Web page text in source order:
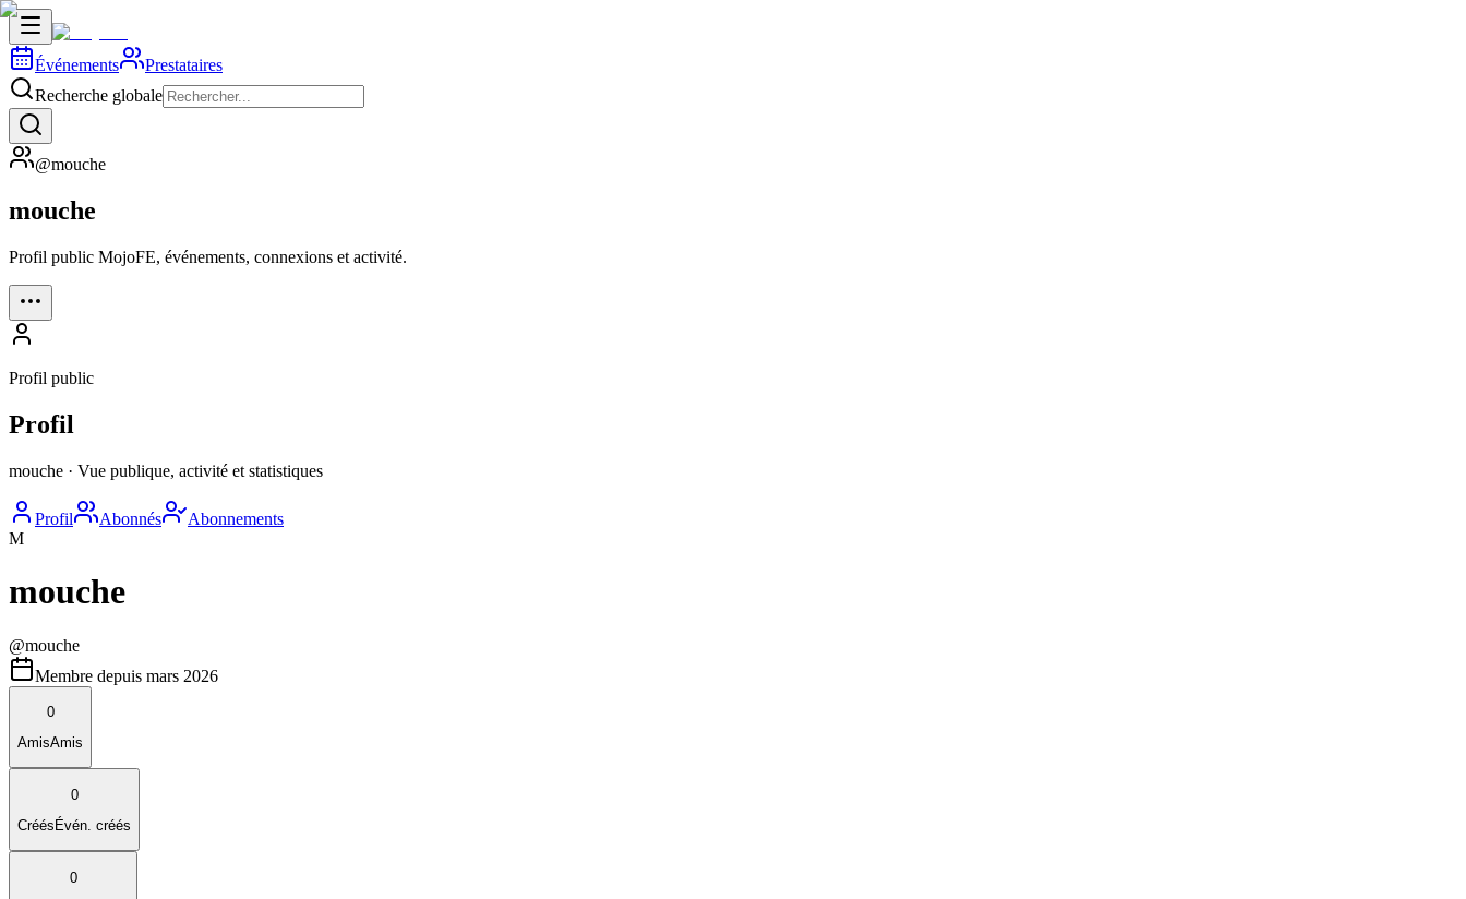
Événements
Prestataires
Recherche globale
@mouche
mouche
Profil public MojoFE, événements, connexions et activité.
Profil public
Profil
mouche · Vue publique, activité et statistiques
Profil Abonnés
Abonnements
M
mouche
@mouche
Membre depuis mars 2026
0
AmisAmis
0
Créés Évén. créés
0